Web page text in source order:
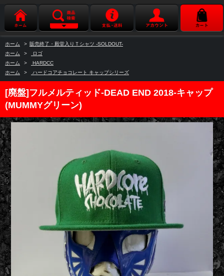
ホーム > 販売終了・殿堂入りＴシャツ -SOLDOUT-
ホーム
>
ロゴ
ホーム
>
HARDCC
ホーム
> ハードコアチョコレート キャップシリーズ
[廃盤]フルメルティッド-DEAD END 2018-キャップ
(MUMMYグリーン)